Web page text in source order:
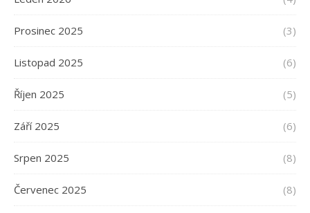
Prosinec 2025 (3)
Listopad 2025 (6)
Říjen 2025 (5)
Září 2025 (6)
Srpen 2025 (8)
Červenec 2025 (8)